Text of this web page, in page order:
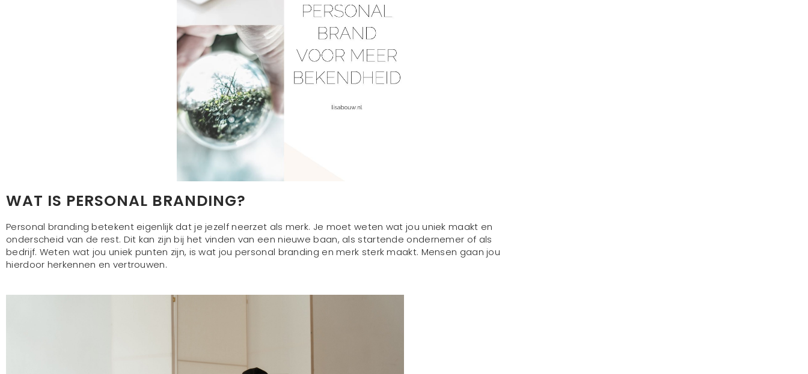
WAT IS PERSONAL BRANDING?
Personal branding betekent eigenlijk dat je jezelf neerzet als merk. Je moet weten wat jou uniek maakt en
onderscheid van de rest. Dit kan zijn bij het vinden van een nieuwe baan, als startende ondernemer of als
bedrijf. Weten wat jou uniek punten zijn, is wat jou personal branding en merk sterk maakt. Mensen gaan jou
hierdoor herkennen en vertrouwen.